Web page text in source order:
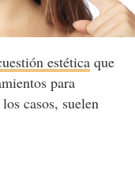
estéticaque
para
casos, suelen